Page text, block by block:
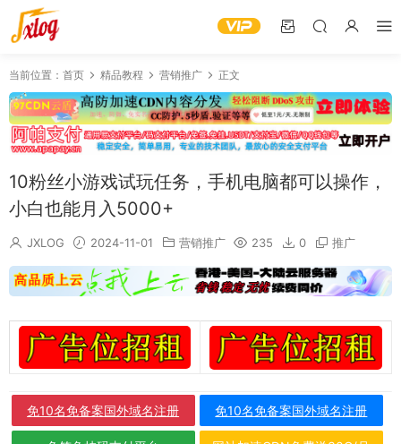
当前位置： 首页 精品教程 营销推广 正文
10粉丝小游戏试玩任务，手机电脑都可以操作，
小白也能月入5000+
JXLOG 2024-11-01 营销推广 235 0 推广
免10名免备案国外域名注册 免10名免备案国外域名注册